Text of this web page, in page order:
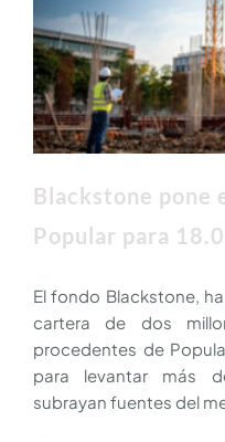
Blackstone pone
Popular para
El fondo Blackstone,
cartera de dos
procedentes de
para levantar más
subrayan fuentes del